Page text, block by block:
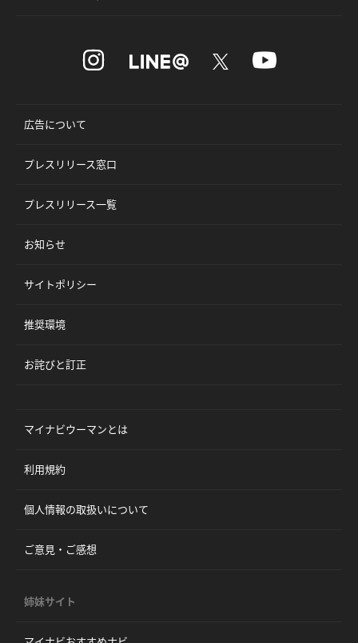
広告について
プレスリリース窓口
プレスリリース一覧
お知らせ
サイトポリシー
推奨環境
お詫びと訂正
マイナビウーマンとは
利用規約
個人情報の取扱いについて
ご意見・ご感想
姉妹サイト